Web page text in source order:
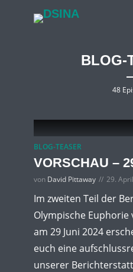
BLOG-
48
BLOG-TEASER
VORSCHAU –
von David Pittaway 29.
Im zweiten Teil der
Olympische Euphorie
am 29 Juni 2024
euch eine
unserer